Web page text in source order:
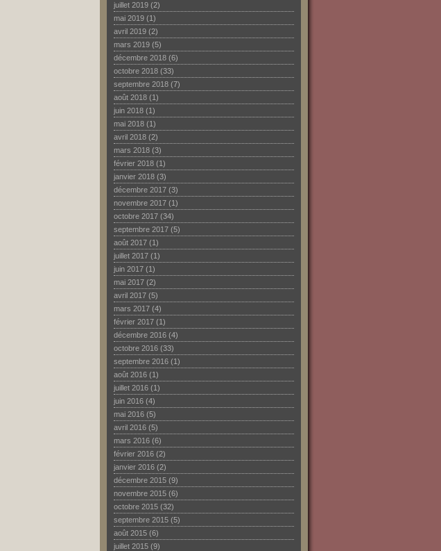
juillet 2019 (2)
mai 2019 (1)
avril 2019 (2)
mars 2019 (5)
décembre 2018 (6)
octobre 2018 (33)
septembre 2018 (7)
août 2018 (1)
juin 2018 (1)
mai 2018 (1)
avril 2018 (2)
mars 2018 (3)
février 2018 (1)
janvier 2018 (3)
décembre 2017 (3)
novembre 2017 (1)
octobre 2017 (34)
septembre 2017 (5)
août 2017 (1)
juillet 2017 (1)
juin 2017 (1)
mai 2017 (2)
avril 2017 (5)
mars 2017 (4)
février 2017 (1)
décembre 2016 (4)
octobre 2016 (33)
septembre 2016 (1)
août 2016 (1)
juillet 2016 (1)
juin 2016 (4)
mai 2016 (5)
avril 2016 (5)
mars 2016 (6)
février 2016 (2)
janvier 2016 (2)
décembre 2015 (9)
novembre 2015 (6)
octobre 2015 (32)
septembre 2015 (5)
août 2015 (6)
juillet 2015 (9)